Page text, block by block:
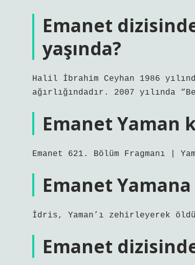
Emanet
yaşında?
Halil İbrahim Ceyhan 1986
ağırlığındadır. 2007 yılında
Emanet Yaman
Emanet 621. Bölüm Fragmanı |
Emanet
İdris, Yaman’ı zehirleyerek
Emanet